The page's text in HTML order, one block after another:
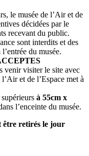
le musée de l’Air et de
décidées par le
recevant du public.
sont interdits et des
du musée.
venir visiter le site avec
et de l’Espace met à
à 55cm x
l’enceinte du musée.
être retirés le jour